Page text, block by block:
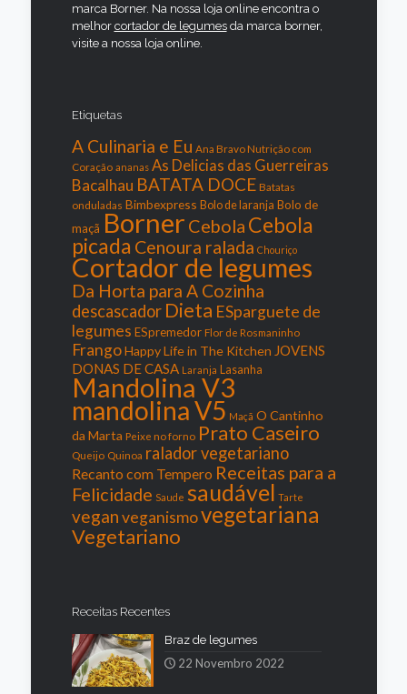
marca Borner. Na nossa loja online encontra o
melhor cortador de legumesda marca borner,
visite a nossa loja online.
Etiquetas
A Culinaria e Eu Ana Bravo Nutrição com
Coração ananas As Delicias das Guerreiras
Bacalhau BATATA DOCE Batatas
onduladas Bimbexpress Bolo de laranja Bolo de
maçã Borner Cebola Cebola
picada Cenoura ralada Chouriço
Cortador de legumes
Da Horta para A Cozinha
descascador Dieta ESparguete de
legumes ESpremedor Flor de Rosmaninho
Frango Happy Life in The Kitchen JOVENS
DONAS DE CASA Laranja Lasanha
Mandolina V3
mandolina V5 Maçã O Cantinho
da Marta Peixe no forno Prato Caseiro
Queijo Quinoa ralador vegetariano
Recanto com Tempero Receitas para a
Felicidade Saude saudável Tarte
veganveganismovegetariana
Vegetariano
Receitas Recentes
Braz de legumes
22 Novembro 2022